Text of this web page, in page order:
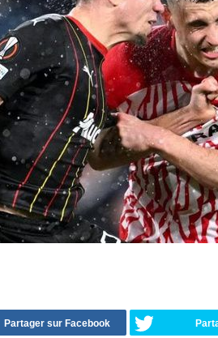
Partager sur Facebook